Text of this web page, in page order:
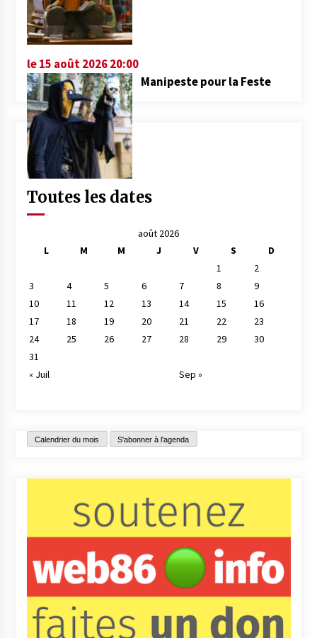
le 15 août 2026 20:00
Manipeste pour la Feste
Toutes les dates
août 2026
L
M M J V S
D
1
2
3
4 5 6 7 8
9
10
11 12 13 14 15
16
17
18 19 20 21 22
23
24
25 26 27 28 29
30
31
« Juil
Sep »
Calendrier du mois S'abonner à l'agenda